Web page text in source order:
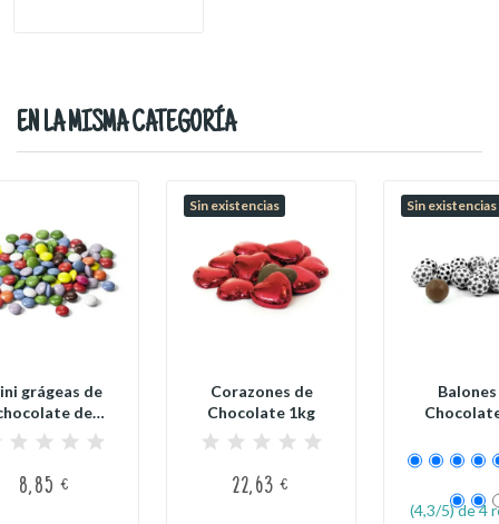
EN LA MISMA CATEGORÍA
grágeas de
de
- 500 g
8,85 €
Sin existencias
Corazones de
Chocolate 1kg
22,63 €
Sin existencias
(4,3/5) de 4